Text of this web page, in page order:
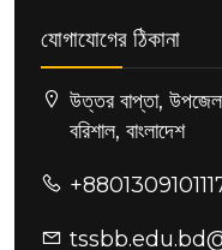
যোগাযোগের ঠিকানা
উত্তর বাপ্তা,
বরিশাল, বাংলাদেশ